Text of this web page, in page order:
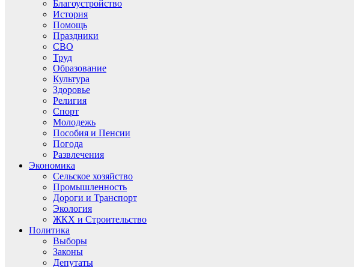
Благоустройство
История
Помощь
Праздники
СВО
Труд
Образование
Культура
Здоровье
Религия
Спорт
Молодежь
Пособия и Пенсии
Погода
Развлечения
Экономика
Сельское хозяйство
Промышленность
Дороги и Транспорт
Экология
ЖКХ и Строительство
Политика
Выборы
Законы
Депутаты